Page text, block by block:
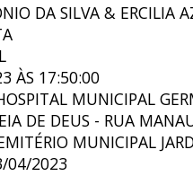
DA SILVA & ERCILIA
ÀS 17:50:00
MUNICIPAL
DE DEUS - RUA
MUNICIPAL
04/2023